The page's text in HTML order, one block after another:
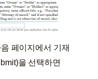
페이지에서 기재
을 선택하면